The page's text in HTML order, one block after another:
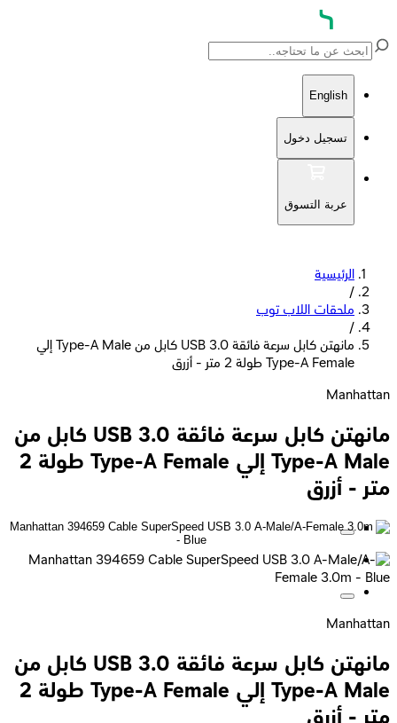
English
تسجيل دخول
عربة التسوق
الرئيسية
/
ملحقات اللاب توب
/
مانهتن كابل سرعة فائقة USB 3.0 كابل من Type-A Male إلي
Type-A Female طولة 2 متر - أزرق
Manhattan
مانهتن كابل سرعة فائقة USB 3.0 كابل من
Type-A Male إلي Type-A Female طولة 2
متر - أزرق
Manhattan
مانهتن كابل سرعة فائقة USB 3.0 كابل من
Type-A Male إلي Type-A Female طولة 2
متر - أزرق